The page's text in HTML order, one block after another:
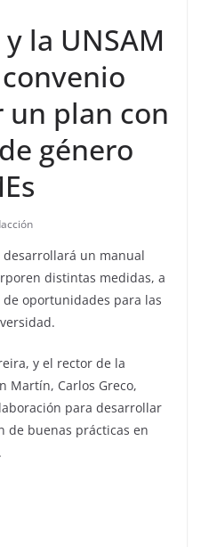
la UNSAM
un plan con
género
un manual
distintas medidas, a
oportunidades para las
y el rector de la
Martín, Carlos Greco,
para desarrollar
de buenas prácticas en